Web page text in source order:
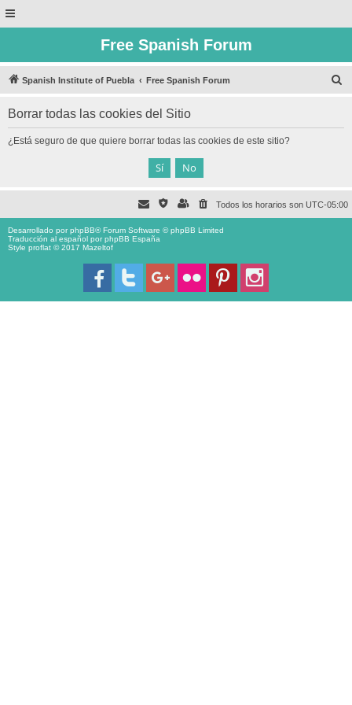
Free Spanish Forum
Spanish Institute of Puebla Free Spanish Forum
Borrar todas las cookies del Sitio
¿Está seguro de que quiere borrar todas las cookies de este sitio?
Todos los horarios son UTC-05:00
Desarrollado porphpBB® Forum Software © phpBB Limited
Traducción al español porphpBB España
Style proflat © 2017 Mazeltof